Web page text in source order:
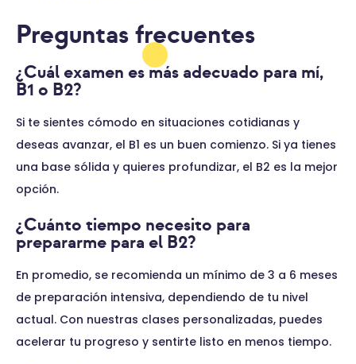
Preguntas frecuentes
¿Cuál examen es más adecuado para mí,
B1 o B2?
Si te sientes cómodo en situaciones cotidianas y
deseas avanzar, el B1 es un buen comienzo. Si ya tienes
una base sólida y quieres profundizar, el B2 es la mejor
opción.
¿Cuánto tiempo necesito para
prepararme para el B2?
En promedio, se recomienda un mínimo de 3 a 6 meses
de preparación intensiva, dependiendo de tu nivel
actual. Con nuestras clases personalizadas, puedes
acelerar tu progreso y sentirte listo en menos tiempo.